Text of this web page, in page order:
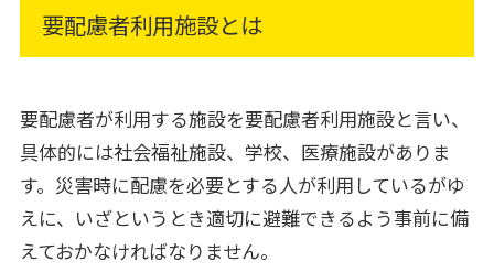
要配慮者利用施設とは
要配慮者が利用する施設を要配慮者利用施設と言い、
具体的には社会福祉施設、学校、医療施設がありま
す。災害時に配慮を必要とする人が利用しているがゆ
えに、いざというとき適切に避難できるよう事前に備
えておかなければなりません。